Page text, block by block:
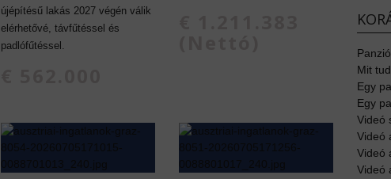
újépítésű lakás 2027 végén válik
elérhetővé, távfűtéssel és
padlófűtéssel.
Mit
Egy
Egy
Videó
Videó
Videó
Videó